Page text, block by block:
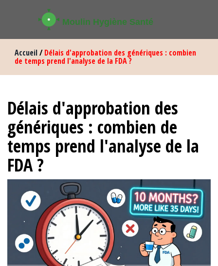
Accueil/Délais d'approbation des génériques : combien
de temps prend l'analyse de la FDA ?
Délais d'approbation des
génériques : combien de
temps prend l'analyse de la
FDA ?